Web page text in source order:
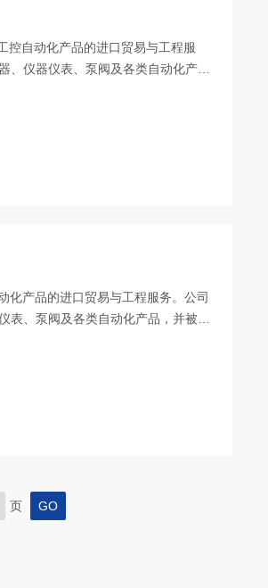
控自动化产品的进口贸易与工程服
、仪器仪表、泵阀及各类自动化产
化产品的进口贸易与工程服务。公司
、泵阀及各类自动化产品，并被广
页